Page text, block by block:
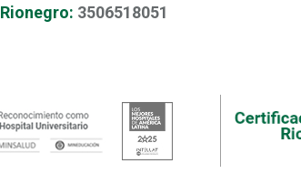
Rionegro: 3506518051